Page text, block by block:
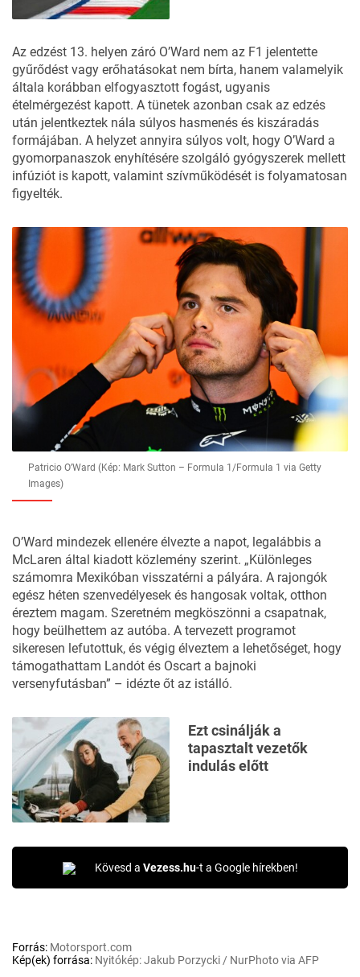
Az edzést 13. helyen záró O’Ward nem az F1 jelentette
gyűrődést vagy erőhatásokat nem bírta, hanem valamelyik
általa korábban elfogyasztott fogást, ugyanis
ételmérgezést kapott. A tünetek azonban csak az edzés
után jelentkeztek nála súlyos hasmenés és kiszáradás
formájában. A helyzet annyira súlyos volt, hogy O’Ward a
gyomorpanaszok enyhítésére szolgáló gyógyszerek mellett
infúziót is kapott, valamint szívműködését is folyamatosan
figyelték.
Patricio O’Ward (Kép: Mark Sutton – Formula 1/Formula 1 via Getty
Images)
O’Ward mindezek ellenére élvezte a napot, legalábbis a
McLaren által kiadott közlemény szerint. „Különleges
számomra Mexikóban visszatérni a pályára. A rajongók
egész héten szenvedélyesek és hangosak voltak, otthon
éreztem magam. Szeretném megköszönni a csapatnak,
hogy beülhettem az autóba. A tervezett programot
sikeresen lefutottuk, és végig élveztem a lehetőséget, hogy
támogathattam Landót és Oscart a bajnoki
versenyfutásban” – idézte őt az istálló.
Ezt csinálják a
tapasztalt vezetők
indulás előtt
Kövesd a Vezess.hu-t a Google hírekben!
Forrás: Motorsport.com
Kép(ek) forrása: Nyitókép: Jakub Porzycki / NurPhoto via AFP